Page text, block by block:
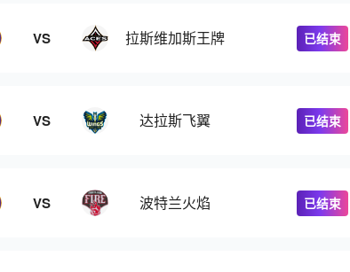
VS 拉斯维加斯王牌 已结束
VS 达拉斯飞翼 已结束
VS 波特兰火焰 已结束